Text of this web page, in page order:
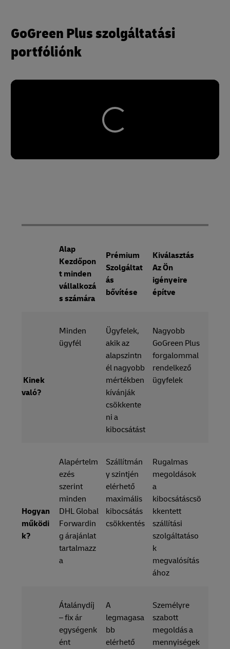
GoGreen Plus szolgáltatási
portfóliónk
Alap
Kezdőpon
t minden
vállalkozá
s számára
Prémium
Szolgáltat
ás
bővítése
Kiválasztás
Az Ön
igényeire
építve
Kinek
való?
Minden
ügyfél
Ügyfelek,
akik az
alapszintn
él nagyobb
mértékben
kívánják
csökkente
ni a
kibocsátást
Nagyobb
GoGreen Plus
forgalommal
rendelkező
ügyfelek
Hogyan
működi
k?
Alapértelm
ezés
szerint
minden
DHL Global
Forwardin
g árajánlat
tartalmazz
a
Szállítmán
y szintjén
elérhető
maximális
kibocsátás
csökkentés
Rugalmas
megoldások
a
kibocsátáscsö
kkentett
szállítási
szolgáltatáso
k
megvalósítás
ához
Átalánydíj
– fix ár
egységenk
ént
A
legmagasa
bb
elérhető
Személyre
szabott
megoldás a
mennyiségek